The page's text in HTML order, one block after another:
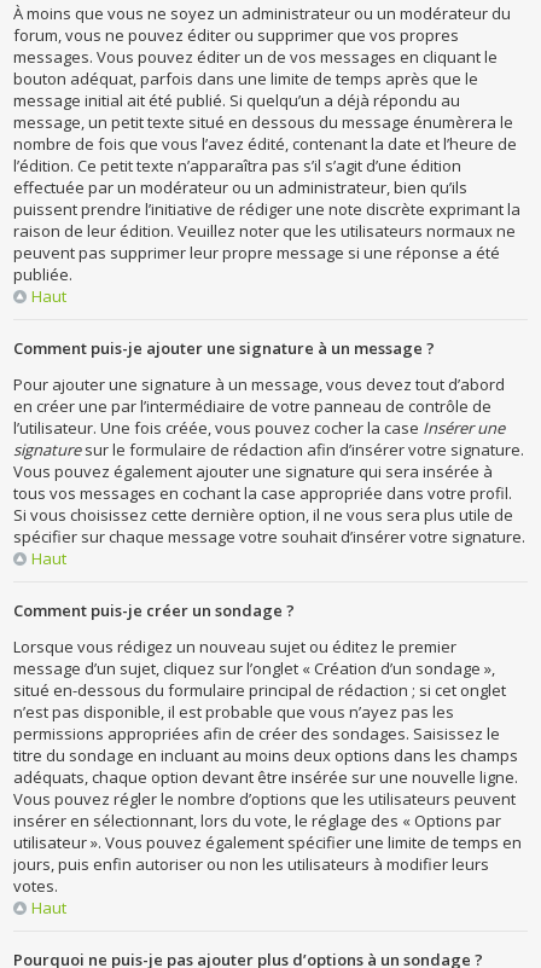
À moins que vous ne soyez un administrateur ou un modérateur du
forum, vous ne pouvez éditer ou supprimer que vos propres
messages. Vous pouvez éditer un de vos messages en cliquant le
bouton adéquat, parfois dans une limite de temps après que le
message initial ait été publié. Si quelqu’un a déjà répondu au
message, un petit texte situé en dessous du message énumèrera le
nombre de fois que vous l’avez édité, contenant la date et l’heure de
l’édition. Ce petit texte n’apparaîtra pas s’il s’agit d’une édition
effectuée par un modérateur ou un administrateur, bien qu’ils
puissent prendre l’initiative de rédiger une note discrète exprimant la
raison de leur édition. Veuillez noter que les utilisateurs normaux ne
peuvent pas supprimer leur propre message si une réponse a été
publiée.
Haut
Comment puis-je ajouter une signature à un message ?
Pour ajouter une signature à un message, vous devez tout d’abord
en créer une par l’intermédiaire de votre panneau de contrôle de
l’utilisateur. Une fois créée, vous pouvez cocher la case Insérer une
signaturesur le formulaire de rédaction afin d’insérer votre signature.
Vous pouvez également ajouter une signature qui sera insérée à
tous vos messages en cochant la case appropriée dans votre profil.
Si vous choisissez cette dernière option, il ne vous sera plus utile de
spécifier sur chaque message votre souhait d’insérer votre signature.
Haut
Comment puis-je créer un sondage ?
Lorsque vous rédigez un nouveau sujet ou éditez le premier
message d’un sujet, cliquez sur l’onglet « Création d’un sondage »,
situé en-dessous du formulaire principal de rédaction ; si cet onglet
n’est pas disponible, il est probable que vous n’ayez pas les
permissions appropriées afin de créer des sondages. Saisissez le
titre du sondage en incluant au moins deux options dans les champs
adéquats, chaque option devant être insérée sur une nouvelle ligne.
Vous pouvez régler le nombre d’options que les utilisateurs peuvent
insérer en sélectionnant, lors du vote, le réglage des « Options par
utilisateur ». Vous pouvez également spécifier une limite de temps en
jours, puis enfin autoriser ou non les utilisateurs à modifier leurs
votes.
Haut
Pourquoi ne puis-je pas ajouter plus d’options à un sondage ?